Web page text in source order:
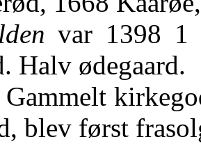
var 1398 1
Halv ødegaard.
Gammelt
blev først